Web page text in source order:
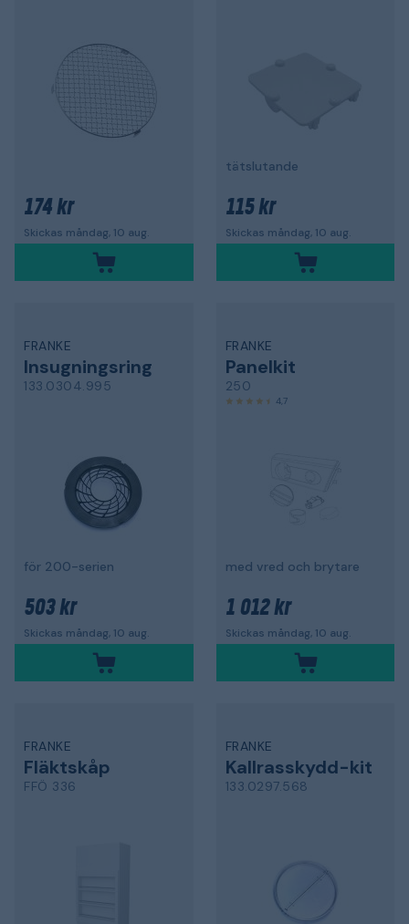
174 kr
Skickas måndag, 10 aug.
tätslutande
115 kr
Skickas måndag, 10 aug.
FRANKE
Insugningsring
133.0304.995
för 200-serien
503 kr
Skickas måndag, 10 aug.
FRANKE
Panelkit
250
4,7
med vred och brytare
1 012 kr
Skickas måndag, 10 aug.
FRANKE
Fläktskåp
FFÖ 336
FRANKE
Kallrasskydd-kit
133.0297.568